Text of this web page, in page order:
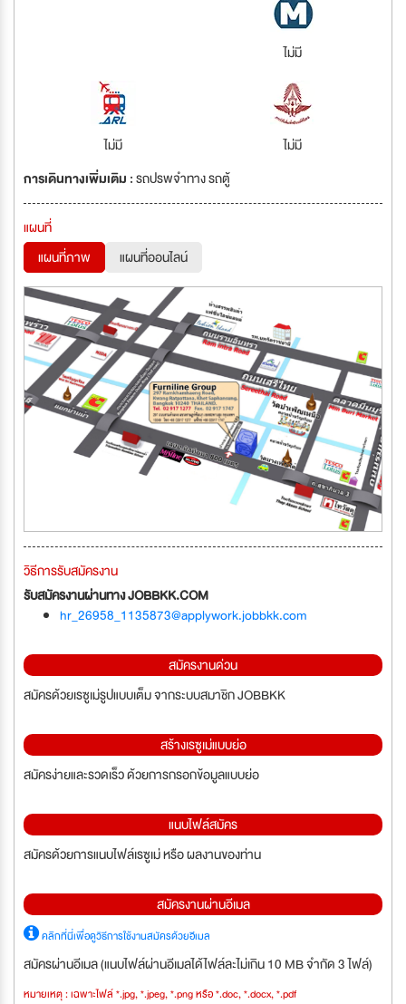
ไม่มี
ไม่มี
ไม่มี
การเดินทางเพิ่มเติม :รถปรพจำทาง รถตู้
แผนที่
แผนที่ภาพ
แผนที่ออนไลน์
วิธีการรับสมัครงาน
รับสมัครงานผ่านทาง JOBBKK.COM
hr_26958_1135873@applywork.jobbkk.com
สมัครงานด่วน
สมัครด้วยเรซูเม่รูปแบบเต็ม จากระบบสมาชิก JOBBKK
สร้างเรซูเม่แบบย่อ
สมัครง่ายและรวดเร็ว ด้วยการกรอกข้อมูลแบบย่อ
แนบไฟล์สมัคร
สมัครด้วยการแนบไฟล์เรซูเม่ หรือ ผลงานของท่าน
สมัครงานผ่านอีเมล
คลิกที่นี่เพื่อดูวิธีการใช้งานสมัครด้วยอีเมล
สมัครผ่านอีเมล (แนบไฟล์ผ่านอีเมลได้ไฟล์ละไม่เกิน 10 MB จำกัด 3 ไฟล์)
หมายเหตุ : เฉพาะไฟล์ *.jpg, *.jpeg, *.png หรือ *.doc, *.docx, *.pdf